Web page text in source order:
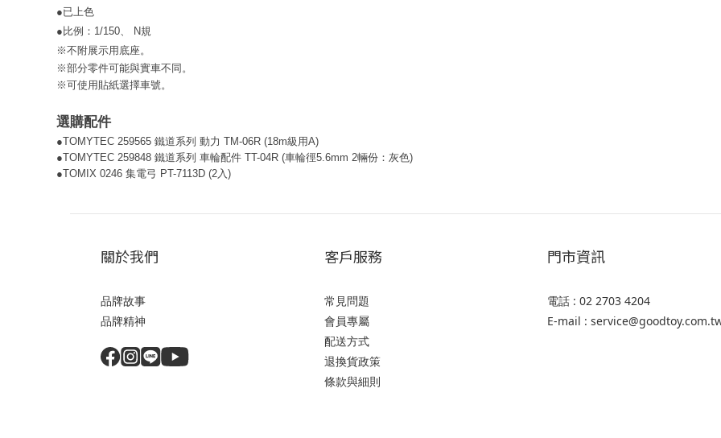
●已上色
●比例：1/150、 N規
※不附展示用底座。
※部分零件可能與實車不同。
※可使用貼紙選擇車號。
選購配件
●TOMYTEC 259565 鐵道系列 動力 TM-06R (18m級用A)
●TOMYTEC 259848 鐵道系列 車輪配件 TT-04R (車輪徑5.6mm 2輛份：灰色)
●TOMIX 0246 集電弓 PT-7113D (2入)
關於我們
品牌故事
品牌精神
客戶服務
常見問題
會員專屬
配送方式
退換貨政策
條款與細則
門市資訊
電話 : 02 2703 4204
E-mail :